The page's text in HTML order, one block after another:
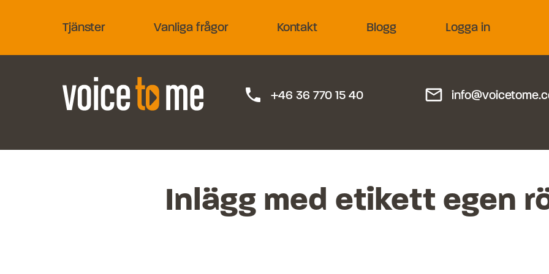
Tjänster Vanliga frågor Kontakt Blogg Logga in
phone +46 36 770 15 40 mail_outline
Inlägg med etikett egen